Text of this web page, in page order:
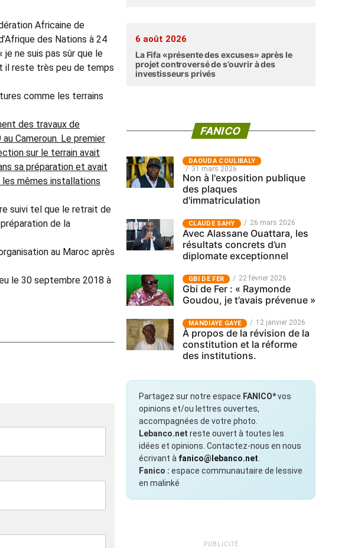
Africaine de
des Nations à 24
ne suis pas sûr que le
il reste très peu de temps
comme les terrains
des travaux de
Cameroun. Le premier
sur le terrain avait
sa préparation et avait
les mêmes installations
suivi tel que le retrait de
de la
au Maroc après
le 30 septembre 2018 à
6 août 2026
La Fifa «présente des excuses» après le
projet controversé de s’ouvrir à des
investisseurs privés
FANICO
‎DAOUDA COULIBALY
31 mars 2026
Non à l'exposition publique
des plaques
d'immatriculation
CLAUDE SAHY 26 mars 2026
Avec Alassane Ouattara, les
résultats concrets d’un
diplomate exceptionnel
GBI DE FER 22 février 2026
Gbi de Fer : « Raymonde
Goudou, je t’avais prévenue »
MANDIAYE GAYE 12 janvier 2026
À propos de la révision de la
constitution et la réforme
des institutions.
Partagez sur notre espace FANICO*vos
opinions et/ou lettres ouvertes,
accompagnées de votre photo.
Lebanco.net reste ouvert à toutes les
idées et opinions. Contactez-nous en nous
écrivant à fanico@lebanco.net
Fanico : espace communautaire de lessive
en malinké
PUBLICITÉ